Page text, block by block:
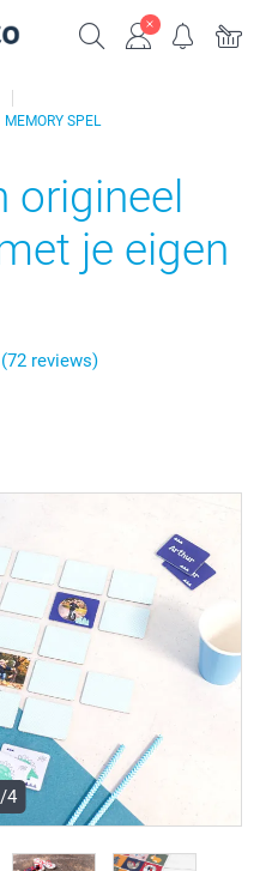
MEMORY SPEL
origineel
je eigen
(72 reviews)
4